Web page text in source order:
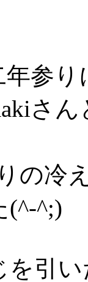
参り
さ
の冷
(^-^;)
を引